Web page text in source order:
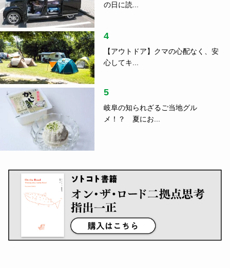
の日に読...
4
【アウトドア】クマの心配なく、安
心してキ...
5
岐阜の知られざるご当地グル
メ！？ 夏にお...